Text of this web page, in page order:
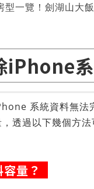
型一覽！劍湖山大
iPhone
系統資料無法
透過以下幾個方法
量？